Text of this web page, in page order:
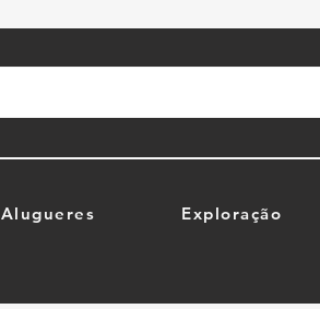
Alugueres Exploração